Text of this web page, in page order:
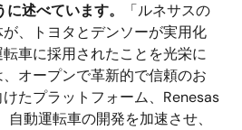
述べています。
「ルネサスの
、トヨタとデンソーが実用化
車に採用されたことを光栄に
オープンで革新的で信頼のお
たプラットフォーム、Renesas
動運転車の開発を加速させ、